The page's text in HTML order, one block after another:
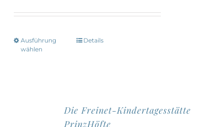
Ausführung
wählen
Dieses
auf.
Details
Die Freinet-Kindertagesstätte
PrinzHöfte